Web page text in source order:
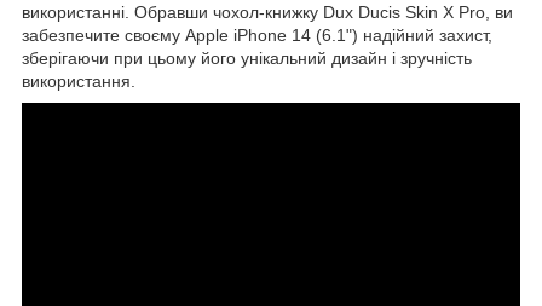
використанні. Обравши чохол-книжку Dux Ducis Skin X Pro, ви
забезпечите своєму Apple iPhone 14 (6.1") надійний захист,
зберігаючи при цьому його унікальний дизайн і зручність
використання.